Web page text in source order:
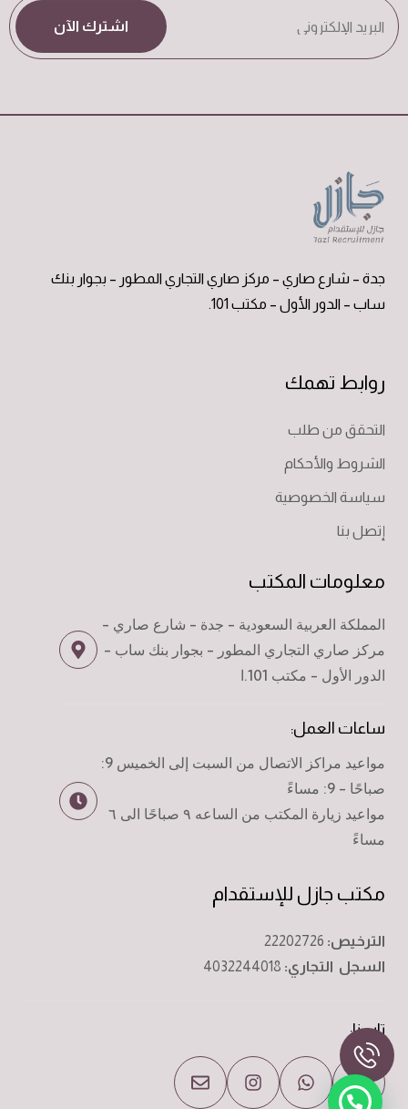
اشترك الآن
جدة – شارع صاري – مركز صاري التجاري المطور – بجوار بنك
ساب – الدور الأول – مكتب 101.
روابط تهمك
التحقق من طلب
الشروط والأحكام
سياسة الخصوصية
إتصل بنا
معلومات المكتب
المملكة العربية السعودية - جدة - شارع صاري -
مركز صاري التجاري المطور - بجوار بنك ساب -
الدور الأول - مكتب 101.ا
ساعات العمل:
مواعيد مراكز الاتصال من السبت إلى الخميس 9:
صباحًا - 9: مساءً
مواعيد زيارة المكتب من الساعه ٩ صباحًا الى ٦
مساءً
مكتب جازل للإستقدام
الترخيص: 22202726
السجل التجاري: 4032244018
تابعنا: